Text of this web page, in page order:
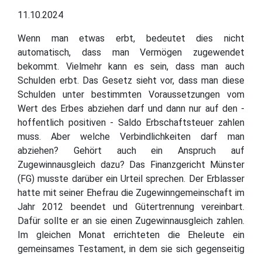
11.10.2024
Wenn man etwas erbt, bedeutet dies nicht
automatisch, dass man Vermögen zugewendet
bekommt. Vielmehr kann es sein, dass man auch
Schulden erbt. Das Gesetz sieht vor, dass man diese
Schulden unter bestimmten Voraussetzungen vom
Wert des Erbes abziehen darf und dann nur auf den -
hoffentlich positiven - Saldo Erbschaftsteuer zahlen
muss. Aber welche Verbindlichkeiten darf man
abziehen? Gehört auch ein Anspruch auf
Zugewinnausgleich dazu? Das Finanzgericht Münster
(FG) musste darüber ein Urteil sprechen. Der Erblasser
hatte mit seiner Ehefrau die Zugewinngemeinschaft im
Jahr 2012 beendet und Gütertrennung vereinbart.
Dafür sollte er an sie einen Zugewinnausgleich zahlen.
Im gleichen Monat errichteten die Eheleute ein
gemeinsames Testament, in dem sie sich gegenseitig